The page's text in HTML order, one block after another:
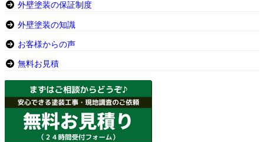
外壁塗装の保証制度
外壁塗装の知識
お客様からの声
無料お見積